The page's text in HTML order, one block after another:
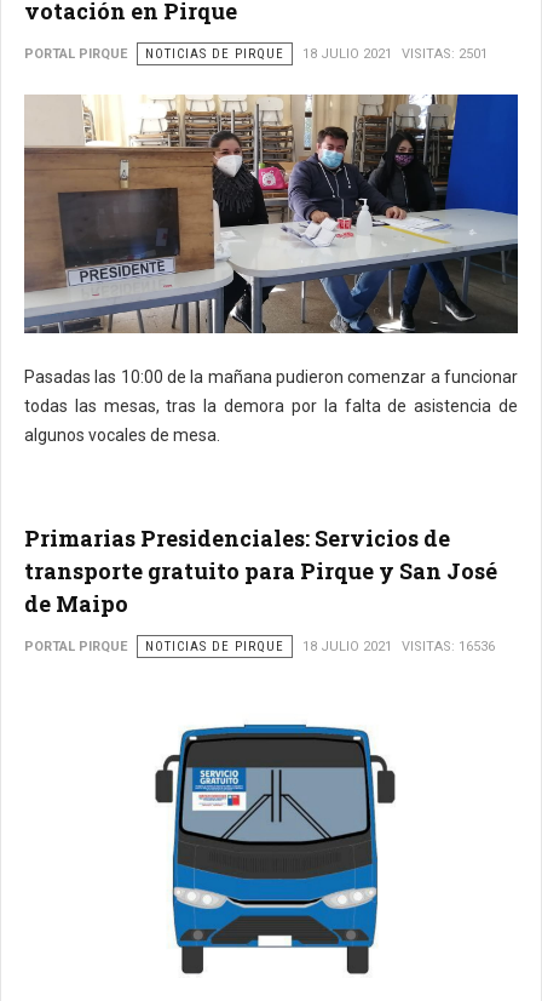
votación en Pirque
PORTAL PIRQUE NOTICIAS DE PIRQUE 18 JULIO 2021 VISITAS: 2501
Pasadas las 10:00 de la mañana pudieron comenzar a funcionar
todas las mesas, tras la demora por la falta de asistencia de
algunos vocales de mesa.
Primarias Presidenciales: Servicios de
transporte gratuito para Pirque y San José
de Maipo
PORTAL PIRQUE NOTICIAS DE PIRQUE 18 JULIO 2021 VISITAS: 16536